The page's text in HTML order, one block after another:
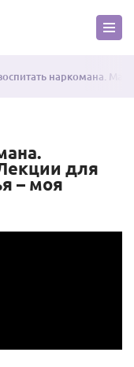
наркомана.
для
– моя